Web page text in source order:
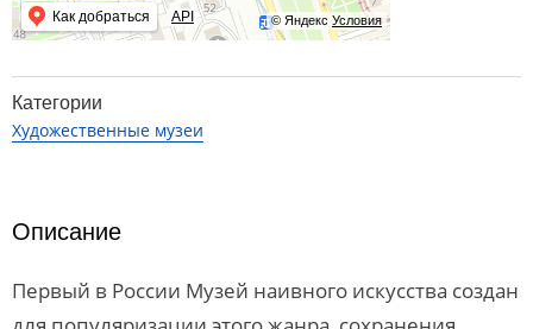
© Яндекс Условия
Как добраться API
Категории
Художественные музеи
Описание
Первый в России Музей наивного искусства создан